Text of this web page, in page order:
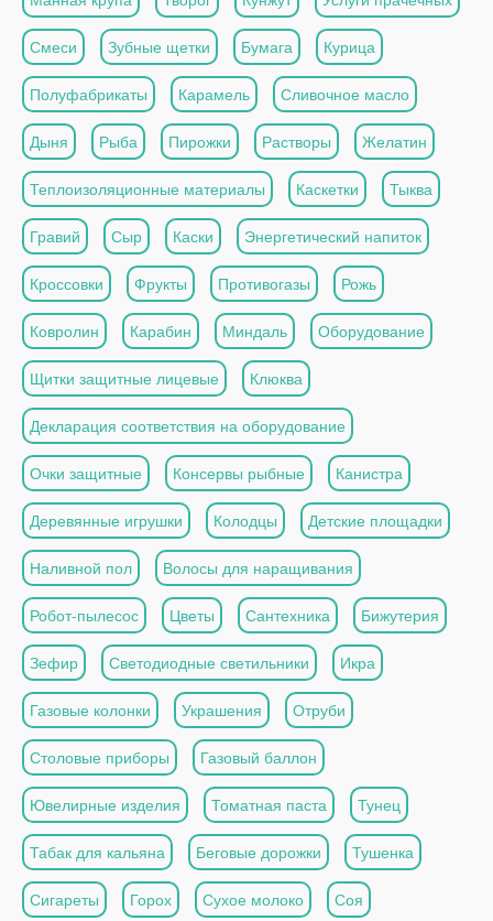
Смеси Зубные щетки Бумага Курица
Полуфабрикаты Карамель Сливочное масло
Дыня Рыба Пирожки Растворы Желатин
Теплоизоляционные материалы Каскетки Тыква
Гравий Сыр Каски Энергетический напиток
Кроссовки Фрукты Противогазы Рожь
Ковролин Карабин Миндаль Оборудование
Щитки защитные лицевые Клюква
Декларация соответствия на оборудование
Очки защитные Консервы рыбные Канистра
Деревянные игрушки Колодцы Детские площадки
Наливной пол Волосы для наращивания
Робот-пылесос Цветы Сантехника Бижутерия
Зефир Светодиодные светильники Икра
Газовые колонки Украшения Отруби
Столовые приборы Газовый баллон
Ювелирные изделия Томатная паста Тунец
Табак для кальяна Беговые дорожки Тушенка
Сигареты Горох Сухое молоко Соя